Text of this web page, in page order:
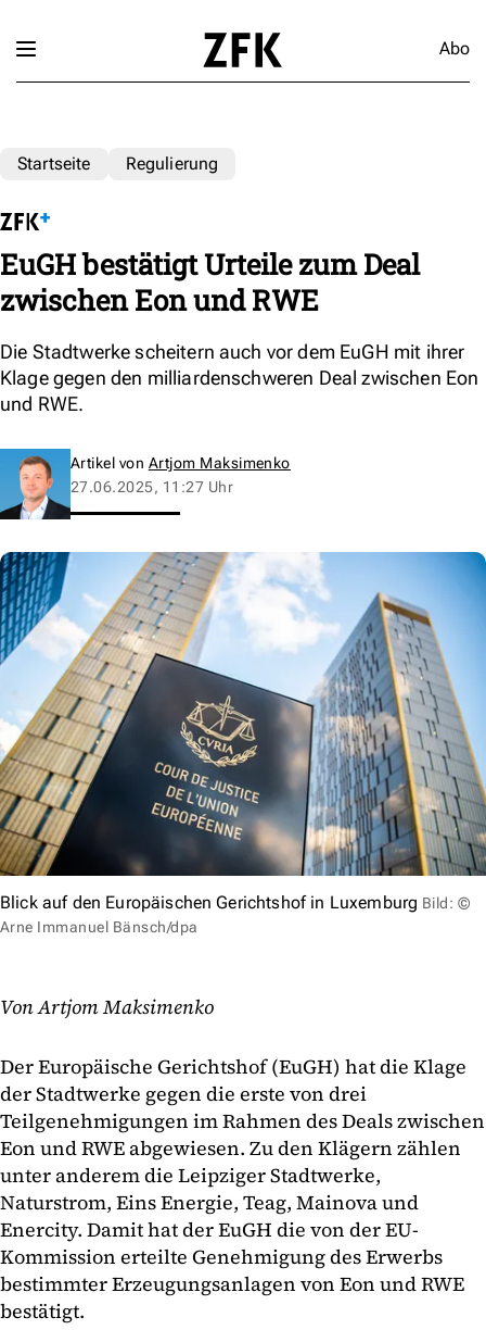
Abo
Startseite Regulierung
EuGH bestätigt Urteile zum Deal
zwischen Eon und RWE
Die Stadtwerke scheitern auch vor dem EuGH mit ihrer
Klage gegen den milliardenschweren Deal zwischen Eon
und RWE.
Artikel von Artjom Maksimenko
27.06.2025, 11:27 Uhr
Blick auf den Europäischen Gerichtshof in Luxemburg Bild: ©
Arne Immanuel Bänsch/dpa
Von Artjom Maksimenko
Der Europäische Gerichtshof (EuGH) hat die Klage
der Stadtwerke gegen die erste von drei
Teilgenehmigungen im Rahmen des Deals zwischen
Eon und RWE abgewiesen. Zu den Klägern zählen
unter anderem die Leipziger Stadtwerke,
Naturstrom, Eins Energie, Teag, Mainova und
Enercity. Damit hat der EuGH die von der EU-
Kommission erteilte Genehmigung des Erwerbs
bestimmter Erzeugungsanlagen von Eon und RWE
bestätigt.